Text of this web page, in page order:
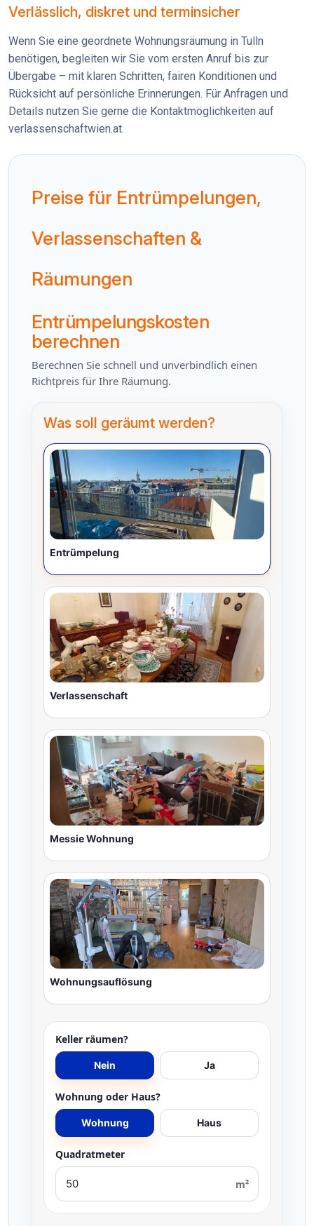
Verlässlich, diskret und terminsicher
Wenn Sie eine geordnete Wohnungsräumung in Tulln
benötigen, begleiten wir Sie vom ersten Anruf bis zur
Übergabe – mit klaren Schritten, fairen Konditionen und
Rücksicht auf persönliche Erinnerungen. Für Anfragen und
Details nutzen Sie gerne die Kontaktmöglichkeiten auf
verlassenschaftwien.at.
Preise für Entrümpelungen,
Verlassenschaften &
Räumungen
Entrümpelungskosten
berechnen
Berechnen Sie schnell und unverbindlich einen
Richtpreis für Ihre Räumung.
Was soll geräumt werden?
Entrümpelung
Verlassenschaft
Messie Wohnung
Wohnungsauflösung
Keller räumen?
Nein Ja
Wohnung oder Haus?
Wohnung Haus
Quadratmeter
m²